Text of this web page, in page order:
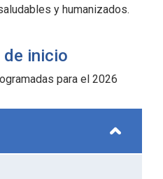
y humanizados.
de inicio
para el 2026